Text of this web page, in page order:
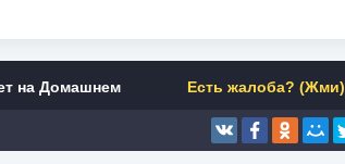
на Домашнем Есть жалоба? (Жми)